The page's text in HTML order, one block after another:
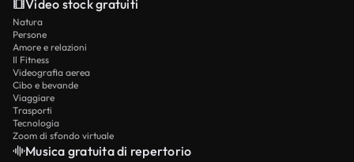
Video stock gratuiti
Natura
Persone
Amore e relazioni
Il Fitness
Videografia aerea
Cibo e bevande
Viaggiare
Trasporti
Tecnologia
Zoom di sfondo virtuale
Musica gratuita di repertorio